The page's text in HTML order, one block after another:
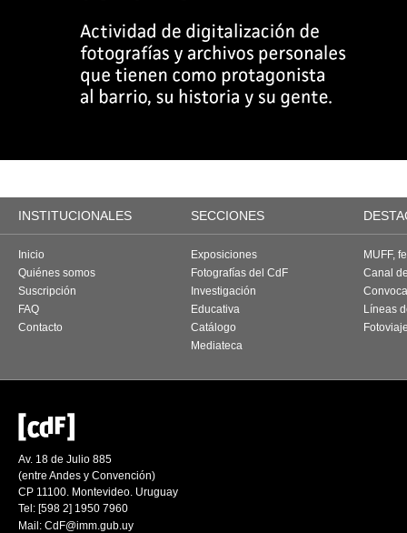
INSTITUCIONALES SECCIONES
Inicio
Quiénes somos
Suscripción
FAQ
Contacto
Exposiciones
Fotografías del CdF
Investigación
Educativa
Catálogo
Mediateca
MUFF,
Canal
Líneas
Av. 18 de Julio 885
(entre Andes y Convención)
CP 11100. Montevideo. Uruguay
Tel: [598 2] 1950 7960
Mail: CdF@imm.gub.uy